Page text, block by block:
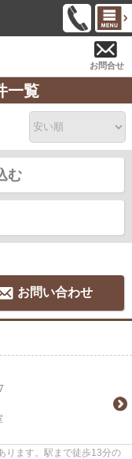
お問合せ
一覧
む
お問い合わせ
ります。駅まで徒歩13分の